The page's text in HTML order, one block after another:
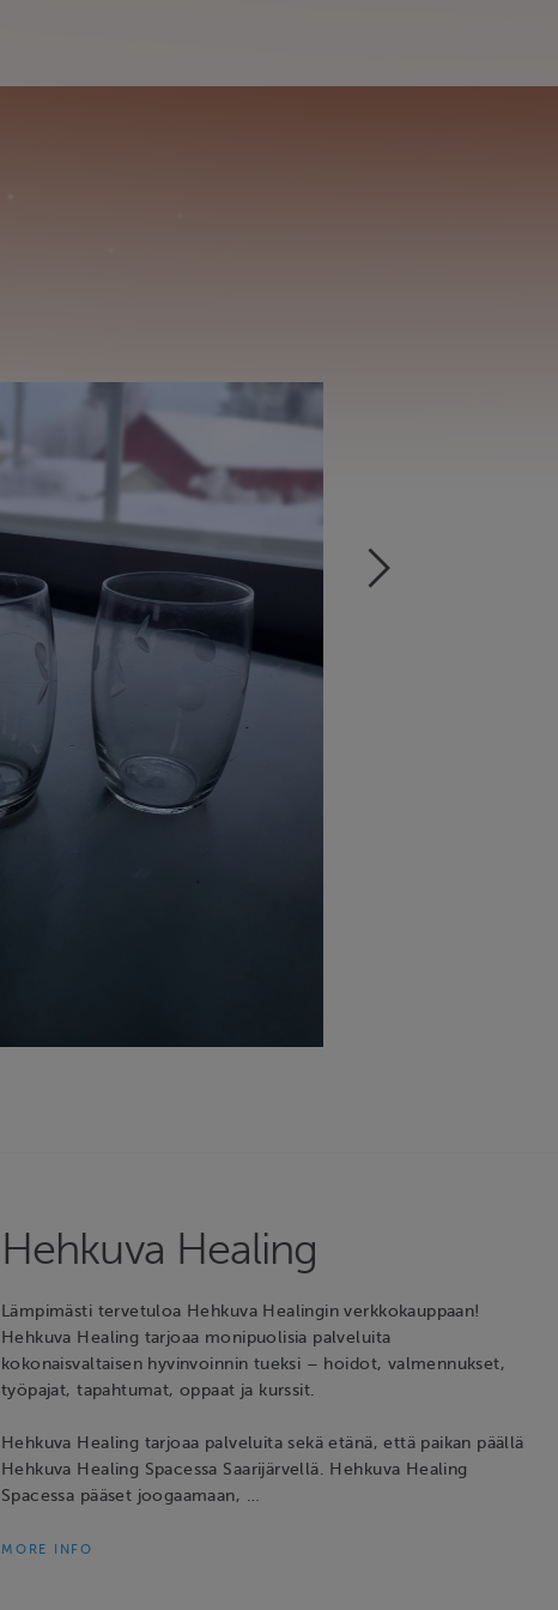
Hehkuva Healing
Lämpimästi tervetuloa Hehkuva Healingin verkkokauppaan!
Hehkuva Healing tarjoaa monipuolisia palveluita
kokonaisvaltaisen hyvinvoinnin tueksi – hoidot, valmennukset,
työpajat, tapahtumat, oppaat ja kurssit.
Hehkuva Healing tarjoaa palveluita sekä etänä, että paikan päällä
Hehkuva Healing Spacessa Saarijärvellä. Hehkuva Healing
Spacessa pääset joogaamaan, …
MORE INFO